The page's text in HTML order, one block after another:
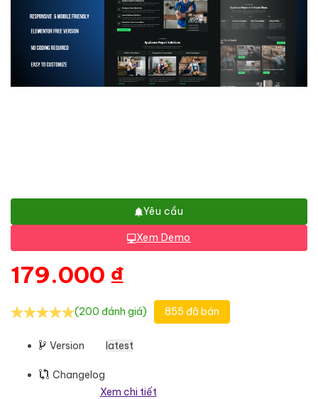
Yêu cầu
Xem Demo
179.000 ₫
(200 đánh giá) 855 đã bán
Version latest
Changelog
Xem chi tiết